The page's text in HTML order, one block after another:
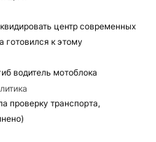
центр современных
готовился к этому
водитель мотоблока
проверку транспорта,